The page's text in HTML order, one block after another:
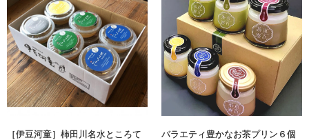
［伊豆河童］柿田川名水ところて
バラエティ豊かなお茶プリン６個